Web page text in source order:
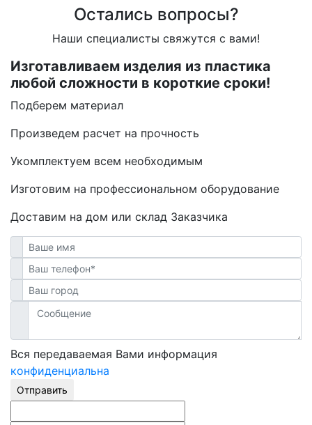
Остались вопросы?
Наши специалисты свяжутся с вами!
Изготавливаем изделия из пластика
любой сложности в короткие сроки!
Подберем материал
Произведем расчет на прочность
Укомплектуем всем необходимым
Изготовим на профессиональном оборудование
Доставим на дом или склад Заказчика
Вся передаваемая Вами информация
конфиденциальна
Отправить